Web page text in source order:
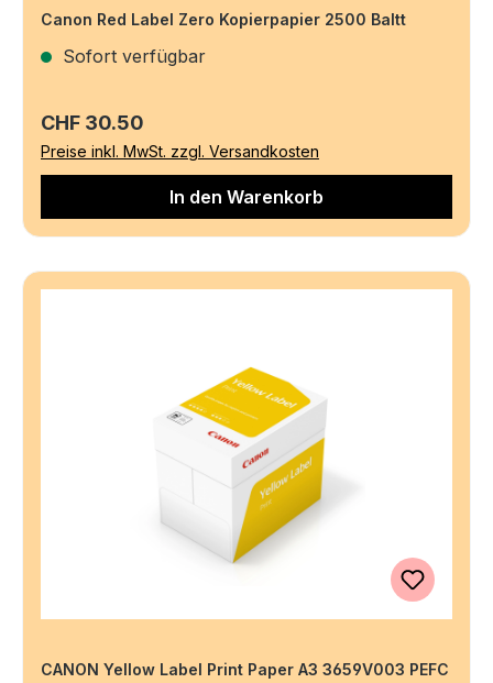
Canon Red Label Zero Kopierpapier 2500 Baltt
Sofort verfügbar
Regulärer Preis:
CHF 30.50
Preise inkl. MwSt. zzgl. Versandkosten
In den Warenkorb
CANON Yellow Label Print Paper A3 3659V003 PEFC